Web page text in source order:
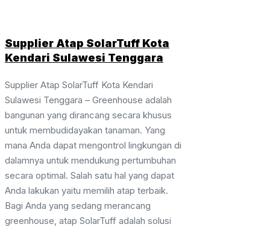
Supplier Atap SolarTuff Kota
Kendari Sulawesi Tenggara
Supplier Atap SolarTuff Kota Kendari
Sulawesi Tenggara – Greenhouse adalah
bangunan yang dirancang secara khusus
untuk membudidayakan tanaman. Yang
mana Anda dapat mengontrol lingkungan di
dalamnya untuk mendukung pertumbuhan
secara optimal. Salah satu hal yang dapat
Anda lakukan yaitu memilih atap terbaik.
Bagi Anda yang sedang merancang
greenhouse, atap SolarTuff adalah solusi